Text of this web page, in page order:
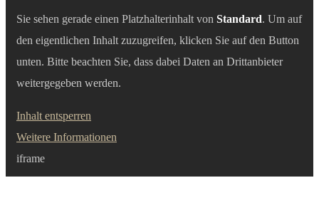
Sie sehen gerade einen Platzhalterinhalt von Standard. Um auf
den eigentlichen Inhalt zuzugreifen, klicken Sie auf den Button
unten. Bitte beachten Sie, dass dabei Daten an Drittanbieter
weitergegeben werden.
Inhalt entsperren
Weitere Informationen
iframe